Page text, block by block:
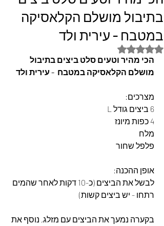
בתיבול מושלם הקלאסיקה
במטבח - עירית ולד
דירוג של NaN מתוך 5 כוכבים
הכי מהיר וטעים סלט ביצים בתיבול
מושלם הקלאסיקה במטבח  - עירית ולד
מצרכים:
6 ביצים גודל L
4 כפות מיונז
מלח
פלפל שחור
אופן ההכנה:
לבשל את הביצים (כ-10 דקות לאחר שהמים
רתחו - יש ביצים קשות)
בקערה נמעך את הביצים עם מזלג, נוסף את